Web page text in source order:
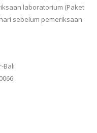
laboratorium (Paket
sebelum pemeriksaan
Bali